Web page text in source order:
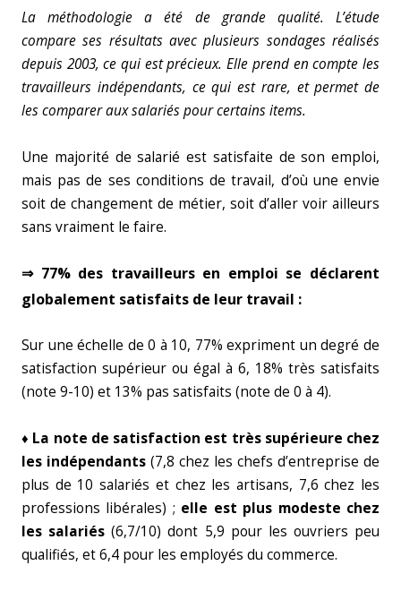
La méthodologie a été de grande qualité. L’étude
compare ses résultats avec plusieurs sondages réalisés
depuis 2003, ce qui est précieux. Elle prend en compte les
travailleurs indépendants, ce qui est rare, et permet de
les comparer aux salariés pour certains items.
Une majorité de salarié est satisfaite de son emploi,
mais pas de ses conditions de travail, d’où une envie
soit de changement de métier, soit d’aller voir ailleurs
sans vraiment le faire.
⇒ 77% des travailleurs en emploi se déclarent
globalement satisfaits de leur travail :
Sur une échelle de 0 à 10, 77% expriment un degré de
satisfaction supérieur ou égal à 6, 18% très satisfaits
(note 9-10) et 13% pas satisfaits (note de 0 à 4).
♦ La note de satisfaction est très supérieure chez
les indépendants (7,8 chez les chefs d’entreprise de
plus de 10 salariés et chez les artisans, 7,6 chez les
professions libérales) ; elle est plus modeste chez
les salariés (6,7/10) dont 5,9 pour les ouvriers peu
qualifiés, et 6,4 pour les employés du commerce.